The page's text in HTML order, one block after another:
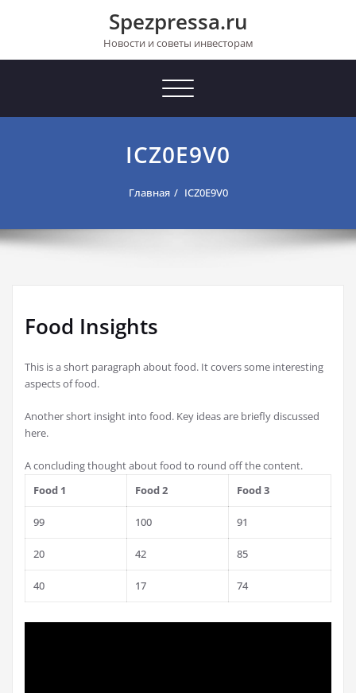
Spezpressa.ru
Новости и советы инвесторам
Toggle
ICZ0E9V0
Главная ICZ0E9V0
Food Insights
This is a short paragraph about food. It covers some interesting
aspects of food.
Another short insight into food. Key ideas are briefly discussed
here.
A concluding thought about food to round off the content.
Food 1
Food 2 Food 3
99 100 91
20 42 85
40 17 74